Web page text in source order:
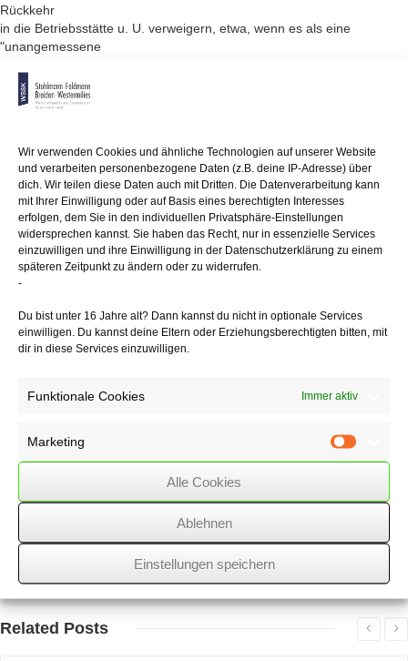
Wir verwenden Cookies und ähnliche Technologien auf unserer Website
und verarbeiten personenbezogene Daten (z.B. deine IP-Adresse) über
dich. Wir teilen diese Daten auch mit Dritten. Die Datenverarbeitung kann
mit Ihrer Einwilligung oder auf Basis eines berechtigten Interesses
erfolgen, dem Sie in den individuellen Privatsphäre-Einstellungen
widersprechen kannst. Sie haben das Recht, nur in essenzielle Services
einzuwilligen und ihre Einwilligung in der Datenschutzerklärung zu einem
späteren Zeitpunkt zu ändern oder zu widerrufen.
-
Du bist unter 16 Jahre alt? Dann kannst du nicht in optionale Services
einwilligen. Du kannst deine Eltern oder Erziehungsberechtigten bitten, mit
dir in diese Services einzuwilligen.
Funktionale Cookies Immer aktiv
Marketing
Alle Cookies
Ablehnen
Einstellungen speichern
Rückkehr
in die Betriebsstätte u. U. verweigern, etwa, wenn es als eine
"unangemessene
Leitbild des Weisungsrechts" aufgefasst werden kann.
in einem Urteil vom 17.1.2006 zu dem Schluss, dass das Homeoffice
nur einer
von mehreren möglichen Einsatzorten des Arbeitnehmers ist. Die
Voraussetzung
hierfür ist allerdings, dass dem Arbeitnehmer über einen längeren
Zeitraum aus mehreren vertraglich möglichen Einsatzorten nur einer
zugewiesen
wurde.
Ein genereller Anspruch auf Homeoffice besteht auf Grundlage der
aktuellen
Rechtsprechung nicht. Ein gesetzlicher Anspruch besteht nur für
Arbeitnehmer, wenn eine leidensgerechte Beschäftigung lediglich im
22/09/2020 / WSSK
Related Posts